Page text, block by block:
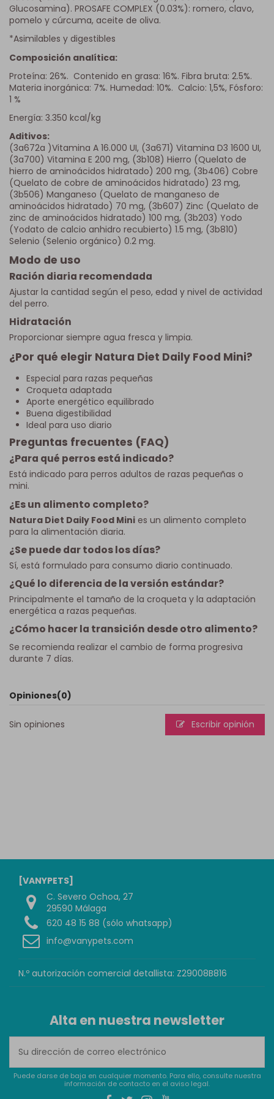
Glucosamina). PROSAFE COMPLEX (0.03%): romero, clavo,
pomelo y cúrcuma, aceite de oliva.
*Asimilables y digestibles
Composición analítica:
Proteína: 26%. Contenido en grasa: 16%. Fibra bruta: 2.5%.
Materia inorgánica: 7%. Humedad: 10%. Calcio: 1,5%, Fósforo:
1 %
Energía: 3.350 kcal/kg
Aditivos:
(3a672a )Vitamina A 16.000 UI, (3a671) Vitamina D3 1600 UI,
(3a700) Vitamina E 200 mg, (3b108) Hierro (Quelato de
hierro de aminoácidos hidratado) 200 mg, (3b406) Cobre
(Quelato de cobre de aminoácidos hidratado) 23 mg,
(3b506) Manganeso (Quelato de manganeso de
aminoácidos hidratado) 70 mg, (3b607) Zinc (Quelato de
zinc de aminoácidos hidratado) 100 mg, (3b203) Yodo
(Yodato de calcio anhidro recubierto) 1.5 mg, (3b810)
Selenio (Selenio orgánico) 0.2 mg.
Modo de uso
Ración diaria recomendada
Ajustar la cantidad según el peso, edad y nivel de actividad
del perro.
Hidratación
Proporcionar siempre agua fresca y limpia.
¿Por qué elegir Natura Diet Daily Food Mini?
Especial para razas pequeñas
Croqueta adaptada
Aporte energético equilibrado
Buena digestibilidad
Ideal para uso diario
Preguntas frecuentes (FAQ)
¿Para qué perros está indicado?
Está indicado para perros adultos de razas pequeñas o
mini.
¿Es un alimento completo?
Natura Diet Daily Food Mini es un alimento completo
para la alimentación diaria.
¿Se puede dar todos los días?
Sí, está formulado para consumo diario continuado.
¿Qué lo diferencia de la versión estándar?
Principalmente el tamaño de la croqueta y la adaptación
energética a razas pequeñas.
¿Cómo hacer la transición desde otro alimento?
Se recomienda realizar el cambio de forma progresiva
durante 7 días.
Opiniones(0)
Sin opiniones Escribir opinión
[VANYPETS]
C. Severo Ochoa, 27
29590 Málaga
620 48 15 88 (sólo whatsapp)
info@vanypets.com
N.º autorización comercial detallista: Z29008B816
Alta en nuestra newsletter
Puede darse de baja en cualquier momento. Para ello, consulte nuestra
información de contacto en el aviso legal.